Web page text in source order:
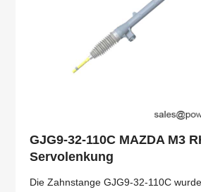
GJG9-32-110C MAZDA M3
Servolenkung
Die Zahnstange GJG9-32-110C